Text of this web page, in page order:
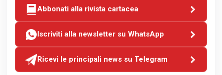
Abbonati alla rivista cartacea
Iscriviti alla newsletter su WhatsApp
Ricevi le principali news su Telegram